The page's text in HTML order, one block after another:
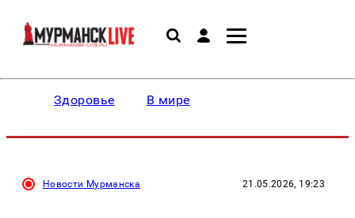
Здоровье В мире
Новости Мурманска 21.05.2026, 19:23